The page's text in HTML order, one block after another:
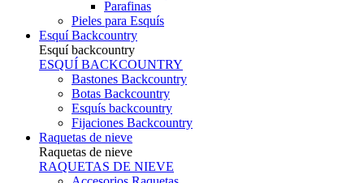
Parafinas
Pieles para Esquís
Esquí Backcountry
Esquí backcountry
ESQUÍ BACKCOUNTRY
Bastones Backcountry
Botas Backcountry
Esquís backcountry
Fijaciones Backcountry
Raquetas de nieve
Raquetas de nieve
RAQUETAS DE NIEVE